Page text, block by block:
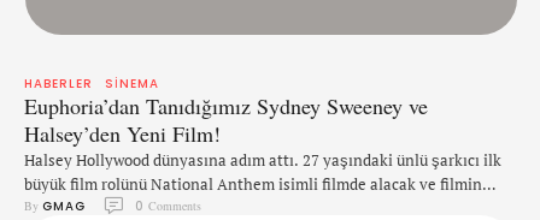
HABERLER SINEMA
Euphoria’dan Tanıdığımız Sydney Sweeney ve
Halsey’den Yeni Film!
Halsey Hollywood dünyasına adım attı. 27 yaşındaki ünlü şarkıcı ilk
büyük film rolünü National Anthem isimli filmde alacak ve filmin
oyuncu kadrosu da oldukça ilgi çekici. Filmde Halsey'le birlikte
By GMAG 0 Comments